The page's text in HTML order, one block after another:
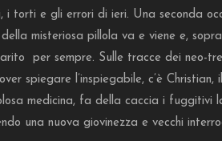
i torti e gli errori di ieri. Una seconda
misteriosa pillola va e viene e,
per sempre. Sulle tracce dei neo-
spiegare l’inspiegabile, c’è
medicina, fa della caccia i fuggitivi
una nuova giovinezza e vecchi